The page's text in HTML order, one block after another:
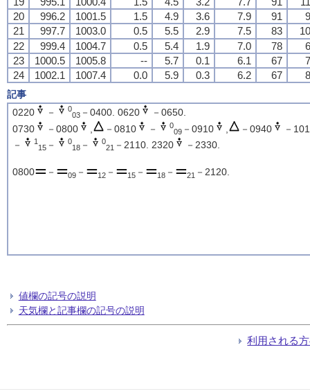
20
996.2 1001.5 1.5 4.9 3.6 7.9 91
21
997.7 1003.0 0.5 5.5 2.9 7.5 83
22
999.4 1004.7 0.5 5.4 1.9 7.0 78
23
1000.5 1005.8 -- 5.7 0.1 6.1 67
24
1002.1 1007.4 0.0 5.9 0.3 6.2 67
記事
0220
－ 0
03－0400. 0620
－0650.
0730
－0800 －0810 － 0
09－0910 －0940
－
－
1
15－ 0
18－ 0
21 －2110. 2320 －2330.
0800 － 09－ 12－ 15－ 18－ 21 －2120.
値欄の記号の説明
天気欄と記事欄の記号の説明
利用される